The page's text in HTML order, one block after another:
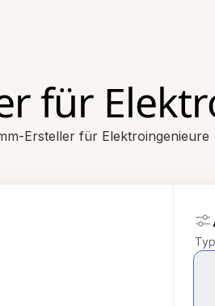
für
Ersteller für Elektroingenieure
Typ